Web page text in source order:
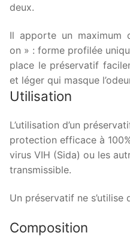
deux.
Il apporte un maximum
on » : forme profilée
place le préservatif
et léger qui masque
Utilisation
L’utilisation d’un
protection efficace à
virus VIH (Sida) ou les
transmissible.
Un préservatif ne s’utilise
Composition